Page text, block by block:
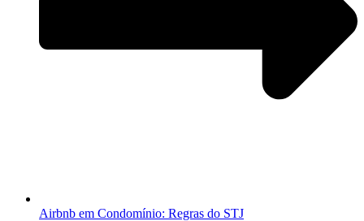
Airbnb em Condomínio: Regras do STJ